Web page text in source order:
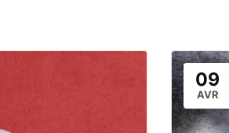
09
AVR